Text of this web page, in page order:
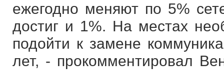
ежегодно меняют по 5%
достиг и 1%. На местах
подойти к замене
лет, - прокомментировал